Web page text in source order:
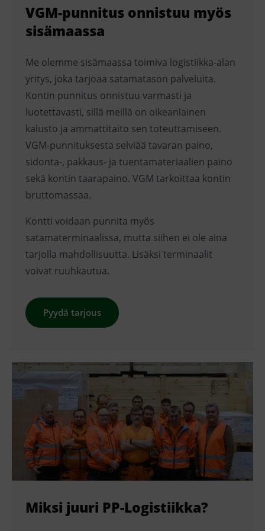
VGM-punnitus onnistuu myös
sisämaassa
Me olemme sisämaassa toimiva logistiikka-alan
yritys, joka tarjoaa satamatason palveluita.
Kontin punnitus onnistuu varmasti ja
luotettavasti, sillä meillä on oikeanlainen
kalusto ja ammattitaito sen toteuttamiseen.
VGM-punnituksesta selviää tavaran paino,
sidonta-, pakkaus- ja tuentamateriaalien paino
sekä kontin taarapaino. VGM tarkoittaa kontin
bruttomassaa.
Kontti voidaan punnita myös
satamaterminaalissa, mutta siihen ei ole aina
tarjolla mahdollisuutta. Lisäksi terminaalit
voivat ruuhkautua.
Pyydä tarjous
Miksi juuri PP-Logistiikka?